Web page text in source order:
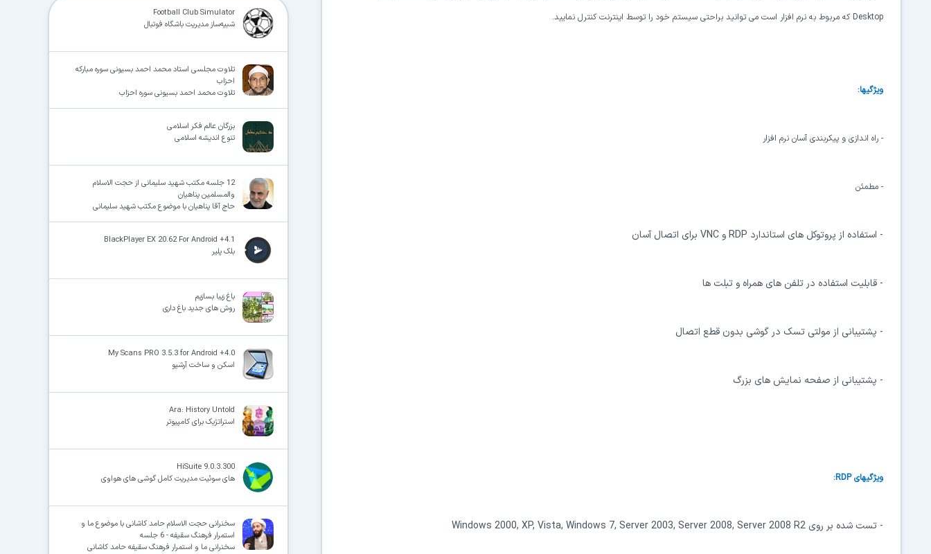
Desktop که مربوط به نرم افزار است می توانید براحتی سیستم خود را توسط اینترنت کنترل نمایید.
ویژگیها:
- راه اندازی و پیکربندی آسان نرم افزار
- مطمئن
- استفاده از پروتوکل های استاندارد RDP و VNC برای اتصال آسان
- قابلیت استفاده در تلفن های همراه و تبلت ها
- پشتیبانی از مولتی تسک در گوشی بدون قطع اتصال
- پشتیبانی از صفحه نمایش های بزرگ
ویژگیهای RDP:
- تست شده بر روی Windows 2000, XP, Vista, Windows 7, Server 2003, Server 2008, Server 2008 R2
Football Club Simulator
شبیه‌ساز مدیریت باشگاه فوتبال
تلاوت مجلسی استاد محمد احمد بسیونی سوره مبارکه
احزاب
تلاوت محمد احمد بسیونی سوره احزاب
بزرگان عالم فکر اسلامی
تنوع اندیشه اسلامی
12 جلسه مکتب شهید سلیمانی از حجت الاسلام
والمسلمین پناهیان
حاج آقا پناهیان با موضوع مکتب شهید سلیمانی
BlackPlayer EX 20.62 For Android +4.1
بلک پلیر
باغ زیبا بسازیم
روش های جدید باغ داری
My Scans PRO 3.5.3 for Android +4.0
اسکن و ساخت آرشیو
Ara: History Untold
استراتژیک برای کامپیوتر
HiSuite 9.0.3.300
های‌ سوئیت مدیریت کامل گوشی‌ های هواوی
سخنرانی حجت الاسلام حامد کاشانی با موضوع ما و
استمرار فرهنگ سقیفه - 6 جلسه
سخنرانی ما و استمرار فرهنگ سقیفه حامد کاشانی